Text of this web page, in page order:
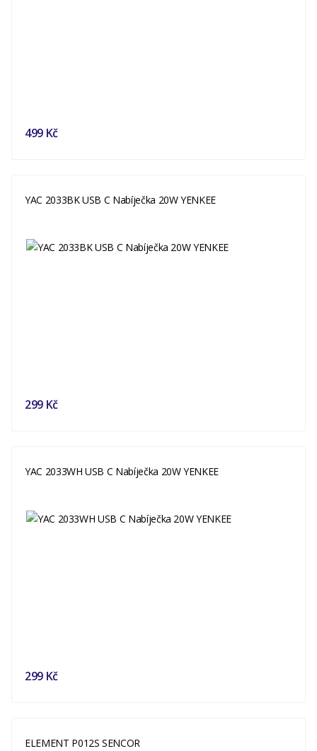
499 Kč
YAC 2033BK USB C Nabíječka 20W YENKEE
299 Kč
YAC 2033WH USB C Nabíječka 20W YENKEE
299 Kč
ELEMENT P012S SENCOR